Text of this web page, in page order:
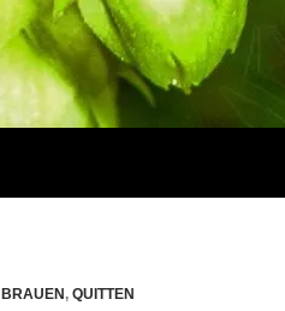
BRAUEN , QUITTEN